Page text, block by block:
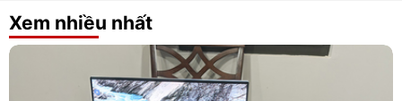
Xem nhiều nhất